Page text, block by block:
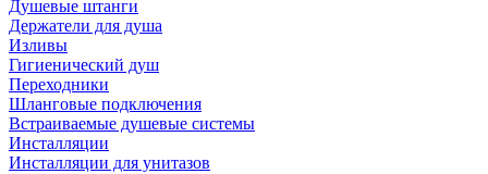
Душевые штанги
Держатели для душа
Изливы
Гигиенический душ
Переходники
Шланговые подключения
Встраиваемые душевые системы
Инсталляции
Инсталляции для унитазов